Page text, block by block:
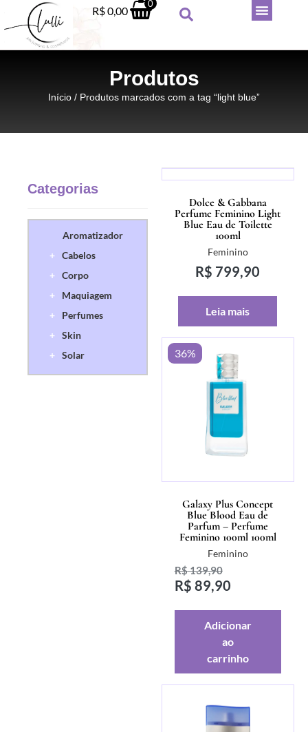
R$0,00
0
Produtos
Início / Produtos marcados com a tag “light blue”
Categorias
Aromatizador
+
Cabelos
+
Corpo
+
Maquiagem
+
Perfumes
+
Skin
+
Solar
Dolce & Gabbana
Perfume Feminino Light
Blue Eau de Toilette
100ml
Feminino
R$ 799,90
Leia mais
36%
Galaxy Plus Concept
Blue Blood Eau de
Parfum – Perfume
Feminino 100ml 100ml
Feminino
R$139,90
R$ 89,90
Adicionar
ao
carrinho
Hidratante Victoria's Secret com
brilho - Pure seduction
+ ADICIONAR